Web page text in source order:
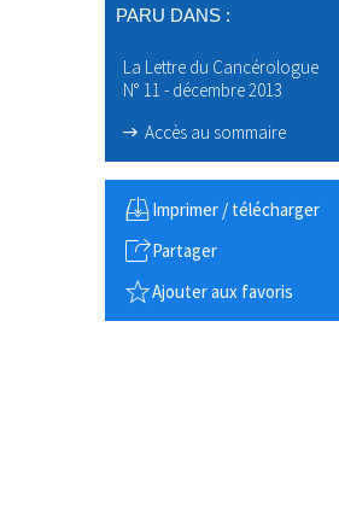
PARU DANS :
La Lettre du Cancérologue
N° 11 - décembre 2013
Accès au sommaire
Imprimer / télécharger
Partager
Ajouter aux favoris